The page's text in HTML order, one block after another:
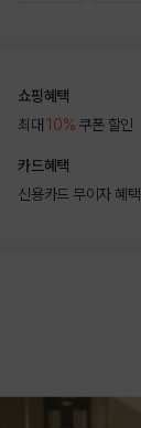
쇼핑혜택
최대10% 쿠폰 할인
카드혜택
신용카드 무이자 혜택